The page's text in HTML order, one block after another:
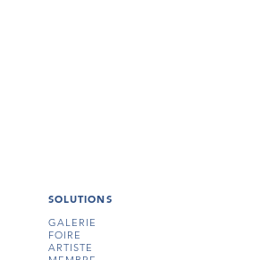
SOLUTIONS
GALERIE
FOIRE
ARTISTE